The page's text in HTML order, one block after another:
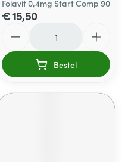
Folavit 0,4mg Start Comp 90
€ 15,50
Bestel